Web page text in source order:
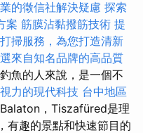
的徵信社解決疑慮 探索
案 筋膜沾黏撥筋技術 提
打掃服務，為您打造清新
來自知名品牌的高品質
魚的人來說，是一個不
力的現代科技 台中地區
，Tiszafüred是理
有趣的景點和快速節目的